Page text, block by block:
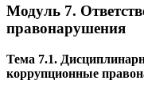
Модуль 7.
правонарушения
Тема 7.1.
коррупционные